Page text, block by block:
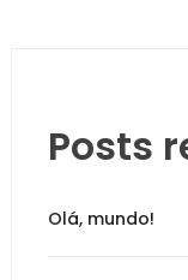
Posts
Olá, mundo!